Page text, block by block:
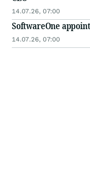
14.07.26, 07:00
SoftwareOne
14.07.26, 07:00